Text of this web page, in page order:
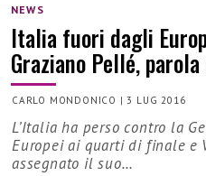
NEWS
Italia fuori dagli
Graziano Pellé,
CARLO MONDONICO |3 LUG 2016
L’Italia ha perso contro la
Europei ai quarti di finale e
assegnato il suo…